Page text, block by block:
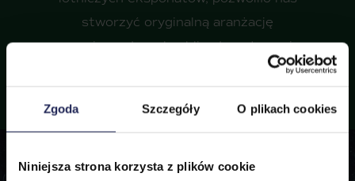
Zgoda Szczegóły O plikach cookies
Niniejsza strona korzysta z plików cookie
stworzyć oryginalną aranżację
oraz niepowtarzalny klimat wydarzenia.